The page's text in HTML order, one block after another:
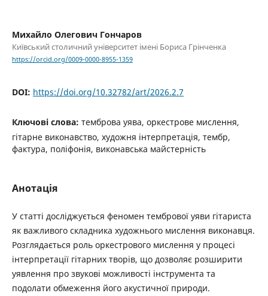
Михайло Олегович Гончаров
Київський столичний університет імені Бориса Грінченка
https://orcid.org/0009-0000-8955-1359
DOI: https://doi.org/10.32782/art/2026.2.7
Ключові слова: темброва уява, оркестрове мислення,
гітарне виконавство, художня інтерпретація, тембр,
фактура, поліфонія, виконавська майстерність
Анотація
У статті досліджується феномен тембрової уяви гітариста
як важливого складника художнього мислення виконавця.
Розглядається роль оркестрового мислення у процесі
інтерпретації гітарних творів, що дозволяє розширити
уявлення про звукові можливості інструмента та
подолати обмеження його акустичної природи.